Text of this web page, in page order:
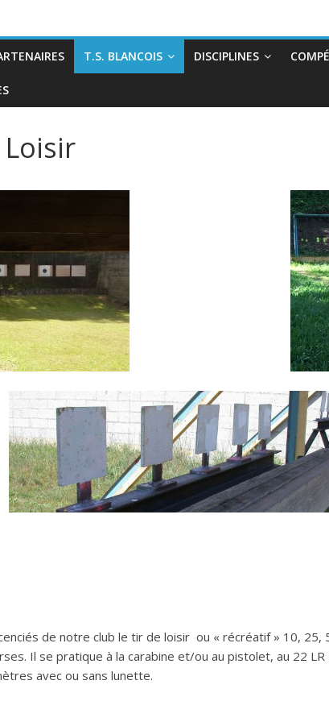
T.S. BLANCOIS DISCIPLINES
Loisir
de notre club le tir de loisir ou « récréatif » 10, 25,
Il se pratique à la carabine et/ou au pistolet, au 22
avec ou sans lunette.